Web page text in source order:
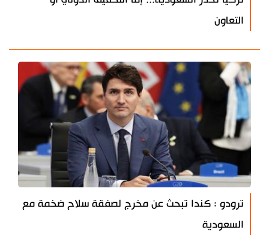
التعاون
ترودو : كندا تبحث عن مخرج لصفقة سلاح ضخمة مع
السعودية